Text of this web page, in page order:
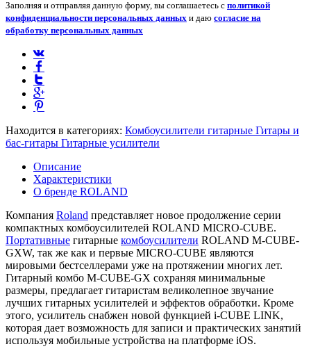
Заполняя и отправляя данную форму, вы соглашаетесь с политикой
конфиденциальности персональных данных и даю согласие на
обработку персональных данных
Находится в категориях: Комбоусилители гитарные Гитары и
бас-гитары Гитарные усилители
Описание
Характеристики
О бренде ROLAND
Компания Roland представляет новое продолжение серии
компактных комбоусилителей ROLAND MICRO-CUBE.
Портативные гитарные комбоусилители ROLAND M-CUBE-
GXW, так же как и первые MICRO-CUBE являются
мировыми бестселлерами уже на протяжении многих лет.
Гитарный комбо M-CUBE-GX сохраняя минимальные
размеры, предлагает гитаристам великолепное звучание
лучших гитарных усилителей и эффектов обработки. Кроме
этого, усилитель снабжен новой функцией i-CUBE LINK,
которая дает возможность для записи и практических занятий
используя мобильные устройства на платформе iOS.